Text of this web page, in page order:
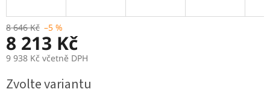
8 646 Kč –5 %
8 213 Kč
9 938 Kč včetně DPH
cena:
Zvolte variantu